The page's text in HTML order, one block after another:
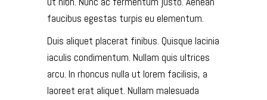
faucibus egestas turpis eu elementum.
Duis aliquet placerat finibus. Quisque lacinia
iaculis condimentum. Nullam quis ultrices
arcu. In rhoncus nulla ut lorem facilisis, a
laoreet erat aliquet. Nullam malesuada